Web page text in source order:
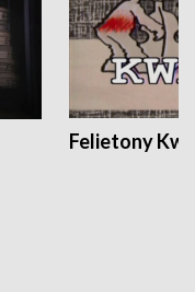
Felietony